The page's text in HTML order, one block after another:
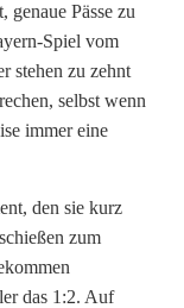
genaue Pässe zu
Spiel vom
stehen zu zehnt
selbst wenn
immer eine
den sie kurz
zum
das 1:2. Auf